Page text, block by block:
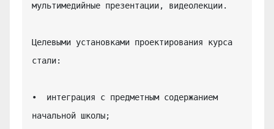
мультимедийные презентации, видеолекции.
Целевыми установками проектирования курса
стали:
•  интеграция с предметным содержанием
начальной школы;